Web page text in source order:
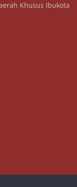
Khusus Ibukota